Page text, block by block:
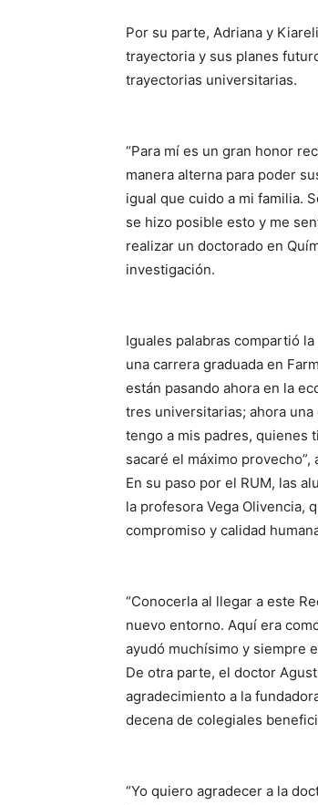
Por su parte, Adriana y
trayectoria y sus planes
trayectorias universitarias.
“Para mí es un gran honor
manera alterna para poder
igual que cuido a mi familia.
se hizo posible esto y me
realizar un doctorado en
investigación.
Iguales palabras compartió
una carrera graduada en
están pasando ahora en la
tres universitarias; ahora una
tengo a mis padres, quienes
sacaré el máximo provecho”,
En su paso por el RUM, las
la profesora Vega Olivencia,
compromiso y calidad
“Conocerla al llegar a este
nuevo entorno. Aquí era
ayudó muchísimo y siempre
De otra parte, el doctor
agradecimiento a la
decena de colegiales
“Yo quiero agradecer a la